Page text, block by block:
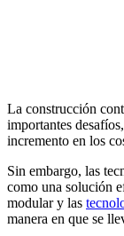
La construcción
importantes
incremento en los
Sin embargo, las
como una solución
modular y las
manera en que se